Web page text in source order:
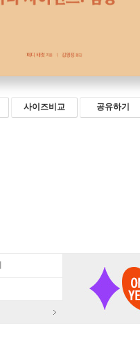
사이즈비교 공유하기